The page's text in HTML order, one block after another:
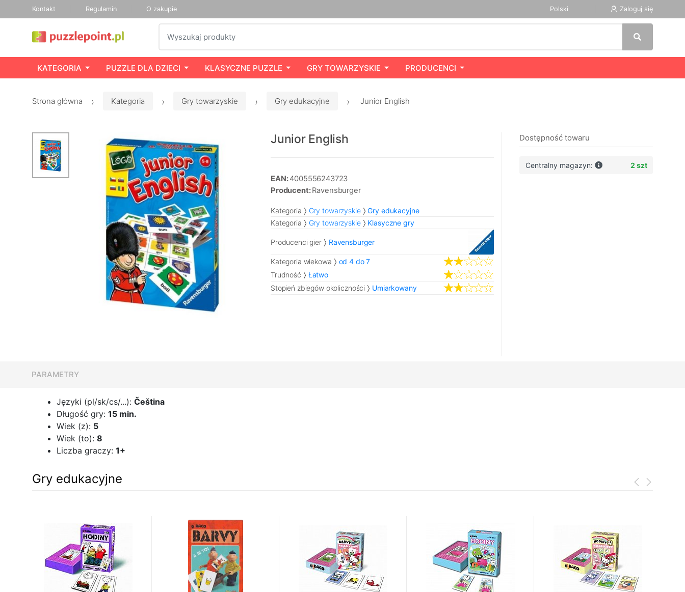
Kontakt Regulamin O zakupie Polski Zaloguj się
KATEGORIA PUZZLE DLA DZIECI KLASYCZNE PUZZLE GRY TOWARZYSKIE PRODUCENCI
Strona główna Kategoria Gry towarzyskie Gry edukacyjne Junior English
Junior English
EAN:4005556243723
Producent:Ravensburger
Kategoria Gry towarzyskie
Gry edukacyjne
Kategoria
Gry towarzyskie Klasyczne gry
Producenci gier Ravensburger
Kategoria wiekowa
od 4 do 7
Trudność
Łatwo
Stopień zbiegów okoliczności
Umiarkowany
Dostępność towaru
Centralny magazyn: 2 szt
PARAMETRY
Języki (pl/sk/cs/...): Čeština
Długość gry: 15 min.
Wiek (z): 5
Wiek (to): 8
Liczba graczy: 1+
Gry edukacyjne